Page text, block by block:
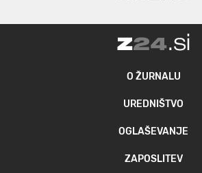
O ŽURNALU
UREDNIŠTVO
OGLAŠEVANJE
ZAPOSLITEV